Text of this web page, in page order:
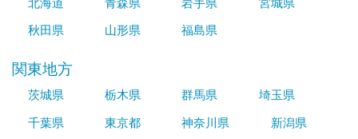
秋田県
山形県 福島県
関東地方
茨城県 栃木県 群馬県
埼玉県
千葉県
東京都 神奈川県
新潟県